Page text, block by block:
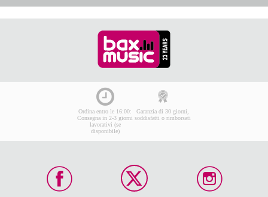
Ordina entro le 16:00:
Consegna in 2-3 giorni
lavorativi (se
disponibile)
Garanzia di 30 giorni,
soddisfatti o rimborsati